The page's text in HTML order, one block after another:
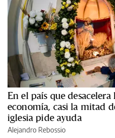
En el país que
economía, casi la mitad
iglesia pide ayuda
Alejandro Rebossio